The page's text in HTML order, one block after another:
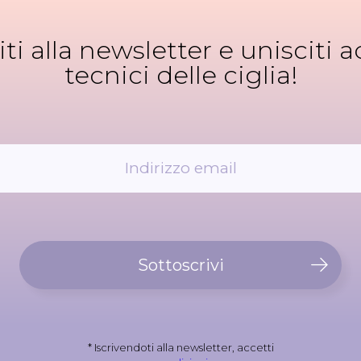
alla newsletter e unisciti
tecnici delle ciglia!
Sottoscrivi
* Iscrivendoti alla newsletter, accetti